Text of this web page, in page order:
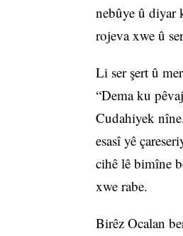
nebûye û diyar
rojeva xwe û
Li ser şert û
“Dema ku
Cudahiyek
esasî yê
cihê lê bimîne
xwe rabe.
Birêz Ocalan